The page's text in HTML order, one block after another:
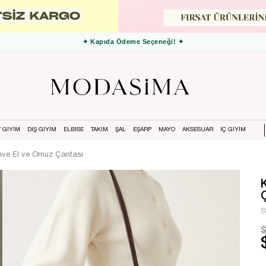
✦ 3000 TL ve Üzeri Ücretsiz Kargo ✦
GİYİM DIŞ GİYİM ELBİSE TAKIM ŞAL EŞARP MAYO AKSESUAR İÇ GİYİM
El ve Omuz Çantası